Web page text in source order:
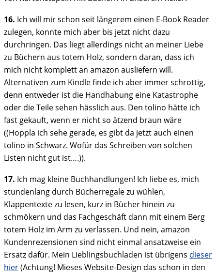
16. Ich will mir schon seit längerem einen E-Book Reader
zulegen, konnte mich aber bis jetzt nicht dazu
durchringen. Das liegt allerdings nicht an meiner Liebe
zu Büchern aus totem Holz, sondern daran, dass ich
mich nicht komplett an amazon ausliefern will.
Alternativen zum Kindle finde ich aber immer schrottig,
denn entweder ist die Handhabung eine Katastrophe
oder die Teile sehen hässlich aus. Den tolino hätte ich
fast gekauft, wenn er nicht so ätzend braun wäre
((Hoppla ich sehe gerade, es gibt da jetzt auch einen
tolino in Schwarz. Wofür das Schreiben von solchen
Listen nicht gut ist….)).
17. Ich mag kleine Buchhandlungen! Ich liebe es, mich
stundenlang durch Bücherregale zu wühlen,
Klappentexte zu lesen, kurz in Bücher hinein zu
schmökern und das Fachgeschäft dann mit einem Berg
totem Holz im Arm zu verlassen. Und nein, amazon
Kundenrezensionen sind nicht einmal ansatzweise ein
Ersatz dafür. Mein Lieblingsbuchladen ist übrigens dieser
hier(Achtung! Mieses Website-Design das schon in den